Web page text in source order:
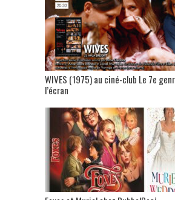
WIVES (1975) au ciné-club Le 7e
l’écran